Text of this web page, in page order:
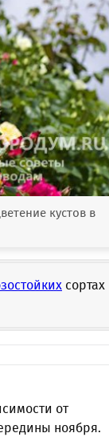
кустов в
сортах
от
ноября.